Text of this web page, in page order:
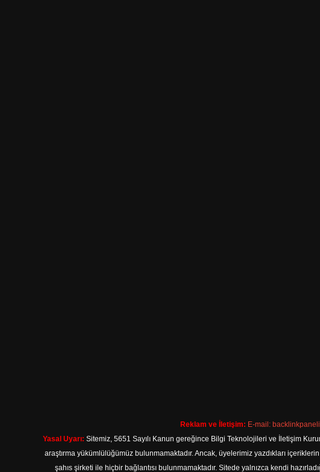
Reklam ve İletişim: E-mail:
Yasal Uyarı: Sitemiz, 5651 Sayılı Kanun gereğince Bilgi Teknolojileri ve İletişim
araştırma yükümlülüğümüz bulunmamaktadır. Ancak, üyelerimiz yazdıkları
şahıs şirketi ile hiçbir bağlantısı bulunmamaktadır. Sitede yalnızca kendi